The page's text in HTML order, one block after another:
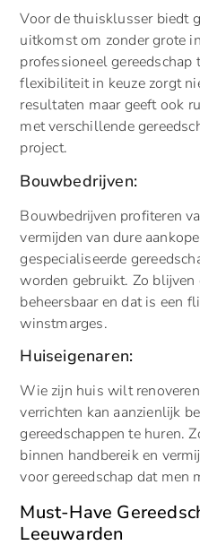
Voor de thuisklusser biedt
uitkomst om zonder grote
professioneel gereedschap
flexibiliteit in keuze zorgt
resultaten maar geeft ook
met verschillende
project.
Bouwbedrijven:
Bouwbedrijven profiteren
vermijden van dure
gespecialiseerde
worden gebruikt. Zo blijven
beheersbaar en dat is een
winstmarges.
Huiseigenaren:
Wie zijn huis wilt
verrichten kan aanzienlijk
gereedschappen te huren.
binnen handbereik en
voor gereedschap dat men
Must-Have
Leeuwarden